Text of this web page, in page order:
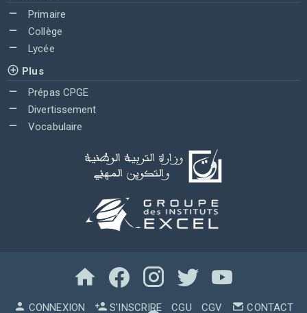
Primaire
Collège
Lycée
Plus
Prépas CPGE
Divertissement
Vocabulaire
CONNEXION S'INSCRIRE CGU CGV CONTACT